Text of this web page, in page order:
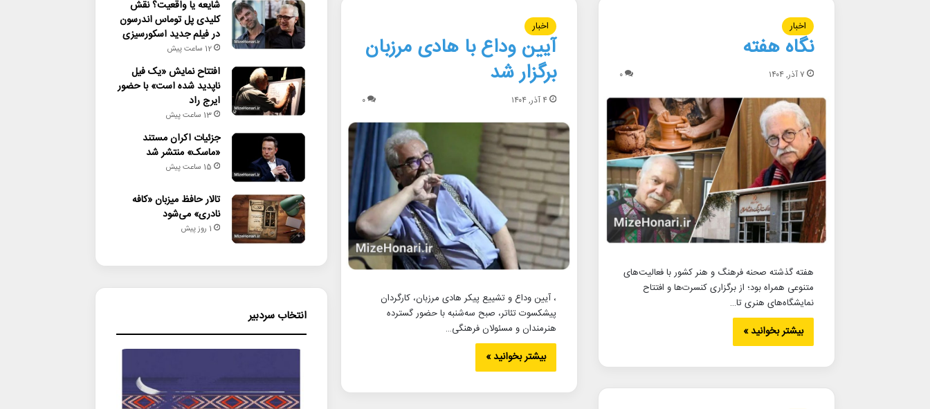
اخبار
نگاه هفته
۷ آذر, ۱۴۰۴ ۰
هفته گذشته صحنه فرهنگ و هنر کشور با فعالیت‌های
متنوعی همراه بود؛ از برگزاری کنسرت‌ها و افتتاح
نمایشگاه‌های هنری تا…
بیشتر بخوانید »
اخبار
آیین وداع با هادی مرزبان
برگزار شد
۴ آذر, ۱۴۰۴ ۰
، آیین وداع و تشییع پیکر هادی مرزبان، کارگردان
پیشکسوت تئاتر، صبح سه‌شنبه با حضور گسترده
هنرمندان و مسئولان فرهنگی…
بیشتر بخوانید »
شایعه یا واقعیت؟ نقش
کلیدی پل توماس اندرسون
در فیلم جدید اسکورسیزی
12 ساعت پیش
افتتاح نمایش «یک فیل
ناپدید شده است» با حضور
ایرج راد
13 ساعت پیش
جزئیات اکران مستند
«ماسک» منتشر شد
15 ساعت پیش
تالار حافظ میزبان «کافه
نادری» می‌شود
1 روز پیش
انتخاب سردبیر